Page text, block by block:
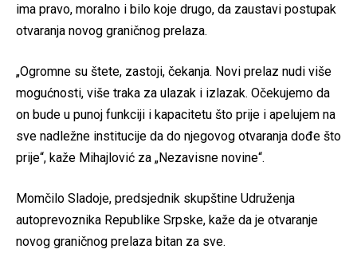
ima pravo, moralno i bilo koje drugo, da zaustavi postupak
otvaranja novog graničnog prelaza.
„Ogromne su štete, zastoji, čekanja. Novi prelaz nudi više
mogućnosti, više traka za ulazak i izlazak. Očekujemo da
on bude u punoj funkciji i kapacitetu što prije i apelujem na
sve nadležne institucije da do njegovog otvaranja dođe što
prije“, kaže Mihajlović za „Nezavisne novine“.
Momčilo Sladoje, predsjednik skupštine Udruženja
autoprevoznika Republike Srpske, kaže da je otvaranje
novog graničnog prelaza bitan za sve.